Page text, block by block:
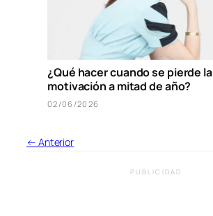
¿Qué hacer cuando se pierde la
motivación a mitad de año?
02/06/2026
← Anterior
PUBLICIDAD